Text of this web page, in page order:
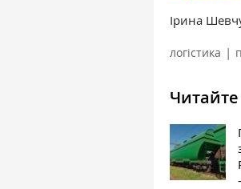
Ірина
логістика |